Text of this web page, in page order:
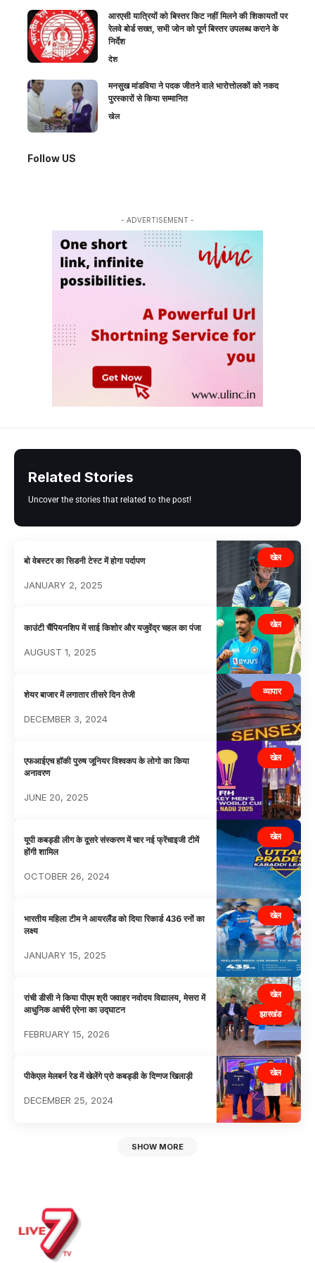
आरएसी यात्रियों को बिस्तर किट नहीं मिलने की शिकायतों पर
रेलवे बोर्ड सख्त, सभी जोन को पूर्ण बिस्तर उपलब्ध कराने के
निर्देश
देश
मनसुख मांडविया ने पदक जीतने वाले भारोत्तोलकों को नकद
पुरस्कारों से किया सम्मानित
खेल
Follow US
- ADVERTISEMENT -
Related Stories
Uncover the stories that related to the post!
खेल
बो वेबस्टर का सिडनी टेस्ट में होगा पर्दापण
JANUARY 2, 2025
खेल
काउंटी चैंपियनशिप में साई किशोर और यजुवेंद्र चहल का पंजा
AUGUST 1, 2025
व्यापार
शेयर बाजार में लगातार तीसरे दिन तेजी
DECEMBER 3, 2024
खेल
एफआईएच हॉकी पुरुष जूनियर विश्वकप के लोगो का किया
अनावरण
JUNE 20, 2025
खेल
यूपी कबड्डी लीग के दूसरे संस्करण में चार नई फ्रेंचाइजी टीमें
होंगी शामिल
OCTOBER 26, 2024
खेल
भारतीय महिला टीम ने आयरलैंड को दिया रिकार्ड 436 रनों का
लक्ष्य
JANUARY 15, 2025
खेल
झारखंड
रांची डीसी ने किया पीएम श्री जवाहर नवोदय विद्यालय, मेसरा में
आधुनिक आर्चरी एरेना का उद्घाटन
FEBRUARY 15, 2026
खेल
पीकेएल मेलबर्न रेड में खेलेंगे प्रो कबड्डी के दिग्गज खिलाड़ी
DECEMBER 25, 2024
SHOW MORE